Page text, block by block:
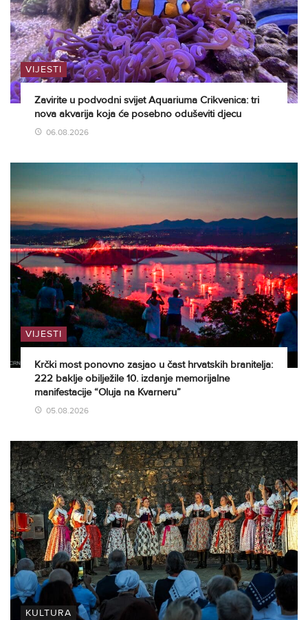
VIJESTI
Zavirite u podvodni svijet Aquariuma Crikvenica: tri
nova akvarija koja će posebno oduševiti djecu
06.08.2026
VIJESTI
Krčki most ponovno zasjao u čast hrvatskih branitelja:
222 baklje obilježile 10. izdanje memorijalne
manifestacije “Oluja na Kvarneru”
05.08.2026
KULTURA